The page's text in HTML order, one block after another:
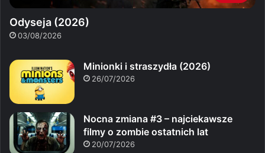
Odyseja (2026)
03/08/2026
Minionki i straszydła (2026)
26/07/2026
Nocna zmiana #3 – najciekawsze
filmy o zombie ostatnich lat
20/07/2026